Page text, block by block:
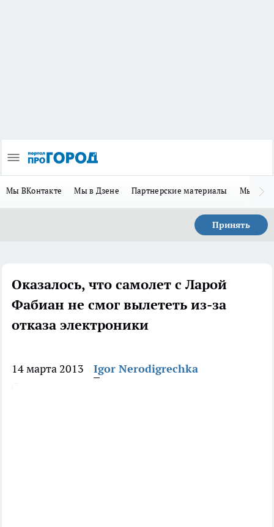
Мы ВКонтакте Мы в Дзене Партнерские материалы Мы в
Принять
Оказалось, что самолет с Ларой
Фабиан не смог вылететь из-за
отказа электроники
14 марта 2013 Igor Nerodigrechka